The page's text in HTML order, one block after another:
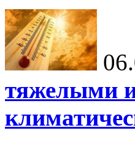
тяжелыми